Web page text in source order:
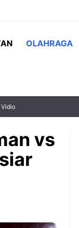
OLAHRAGA
vs
salah satu